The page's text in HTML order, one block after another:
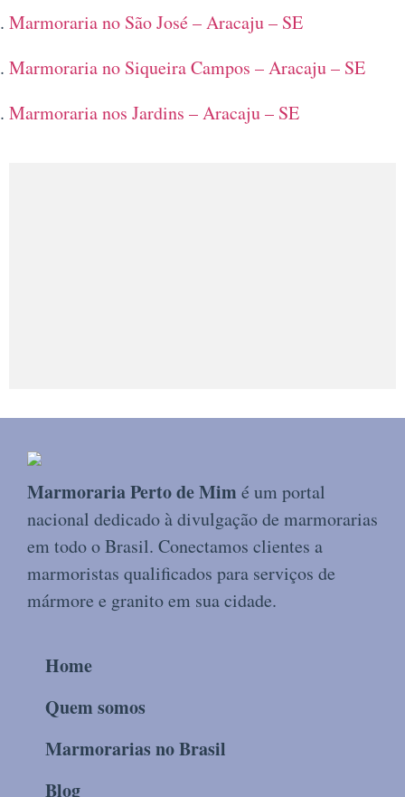
Marmoraria no São José – Aracaju – SE
Marmoraria no Siqueira Campos – Aracaju – SE
Marmoraria nos Jardins – Aracaju – SE
Marmoraria Perto de Mim é um portal
nacional dedicado à divulgação de marmorarias
em todo o Brasil. Conectamos clientes a
marmoristas qualificados para serviços de
mármore e granito em sua cidade.
Home
Quem somos
Marmorarias no Brasil
Blog